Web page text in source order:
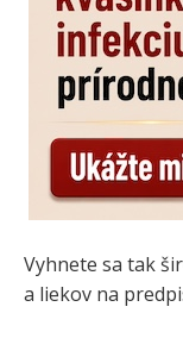
Vyhnete sa tak
a liekov na